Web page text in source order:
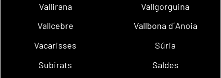
Vallirana
Vallgorguina
Vallcebre
Vallbona d´Anoia
Vacarisses
Súria
Subirats
Saldes